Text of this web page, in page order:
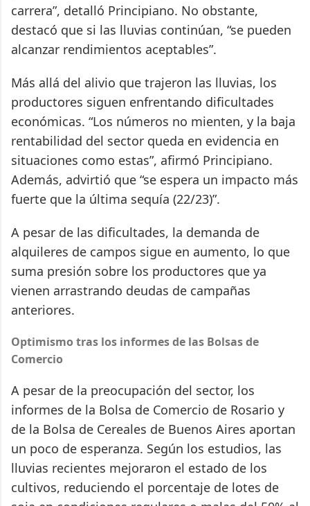
carrera”, detalló Principiano. No obstante,
destacó que si las lluvias continúan, “se pueden
alcanzar rendimientos aceptables”.
Más allá del alivio que trajeron las lluvias, los
productores siguen enfrentando dificultades
económicas. “Los números no mienten, y la baja
rentabilidad del sector queda en evidencia en
situaciones como estas”, afirmó Principiano.
Además, advirtió que “se espera un impacto más
fuerte que la última sequía (22/23)”.
A pesar de las dificultades, la demanda de
alquileres de campos sigue en aumento, lo que
suma presión sobre los productores que ya
vienen arrastrando deudas de campañas
anteriores.
Optimismo tras los informes de las Bolsas de
Comercio
A pesar de la preocupación del sector, los
informes de la Bolsa de Comercio de Rosario y
de la Bolsa de Cereales de Buenos Aires aportan
un poco de esperanza. Según los estudios, las
lluvias recientes mejoraron el estado de los
cultivos, reduciendo el porcentaje de lotes de